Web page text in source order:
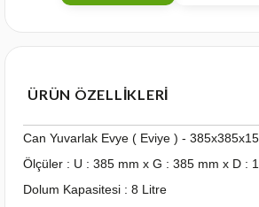
ÜRÜN ÖZELLIKLERI
Can Yuvarlak Evye ( Eviye ) -
Ölçüler : U : 385 mm x G : 385 mm x D :
Dolum Kapasitesi : 8 Litre